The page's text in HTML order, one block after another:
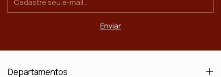
Departamentos